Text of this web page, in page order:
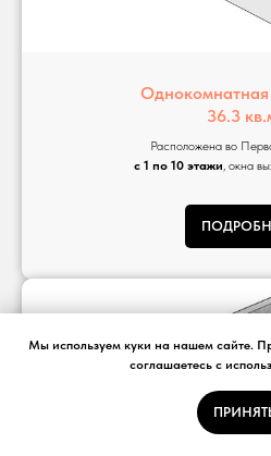
Однокомнатная
36.3
Расположена во
с 1 по 10 этажи , окна
Мы используем куки на нашем сайте.
соглашаетесь с